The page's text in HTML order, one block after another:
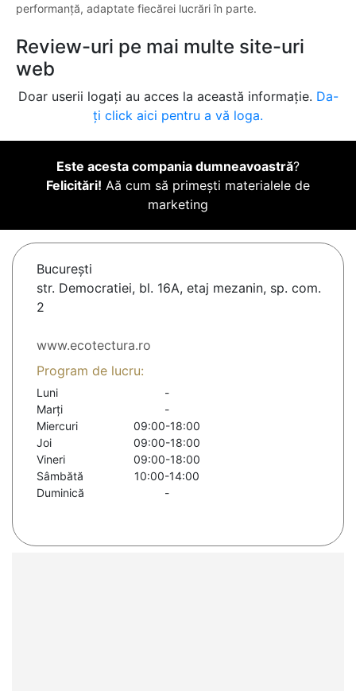
performanță, adaptate fiecărei lucrări în parte.
Review-uri pe mai multe site-uri
web
Doar userii logați au acces la această informație. Da-
ți click aici pentru a vă loga.
Este acesta compania dumneavoastră?
Felicitări! Aă cum să primești materialele de
marketing
Bucureşti
str. Democratiei, bl. 16A, etaj mezanin, sp. com.
2
www.ecotectura.ro
Program de lucru:
Luni
-
Marți
-
Miercuri
09:00-18:00
Joi
09:00-18:00
Vineri
09:00-18:00
Sâmbătă
10:00-14:00
Duminică
-